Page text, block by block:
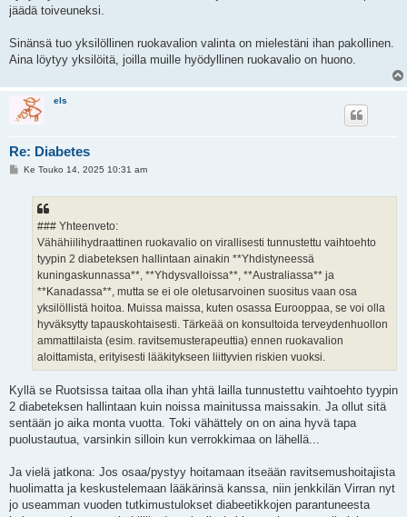
jäädä toiveuneksi.
Sinänsä tuo yksilöllinen ruokavalion valinta on mielestäni ihan pakollinen.
Aina löytyy yksilöitä, joilla muille hyödyllinen ruokavalio on huono.
els
Re: Diabetes
VKe Touko 14, 2025 10:31 am
### Yhteenveto:
Vähähiilihydraattinen ruokavalio on virallisesti tunnustettu vaihtoehto
tyypin 2 diabeteksen hallintaan ainakin **Yhdistyneessä
kuningaskunnassa**, **Yhdysvalloissa**, **Australiassa** ja
**Kanadassa**, mutta se ei ole oletusarvoinen suositus vaan osa
yksilöllistä hoitoa. Muissa maissa, kuten osassa Eurooppaa, se voi olla
hyväksytty tapauskohtaisesti. Tärkeää on konsultoida terveydenhuollon
ammattilaista (esim. ravitsemusterapeuttia) ennen ruokavalion
aloittamista, erityisesti lääkitykseen liittyvien riskien vuoksi.
Kyllä se Ruotsissa taitaa olla ihan yhtä lailla tunnustettu vaihtoehto tyypin
2 diabeteksen hallintaan kuin noissa mainitussa maissakin. Ja ollut sitä
sentään jo aika monta vuotta. Toki vähättely on on aina hyvä tapa
puolustautua, varsinkin silloin kun verrokkimaa on lähellä...
Ja vielä jatkona: Jos osaa/pystyy hoitamaan itseään ravitsemushoitajista
huolimatta ja keskustelemaan lääkärinsä kanssa, niin jenkkilän Virran nyt
jo useamman vuoden tutkimustulokset diabeetikkojen parantuneesta